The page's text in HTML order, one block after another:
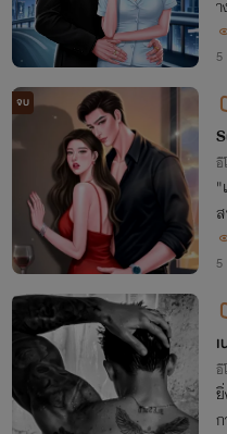
5
จบ
อี
"
5
อี